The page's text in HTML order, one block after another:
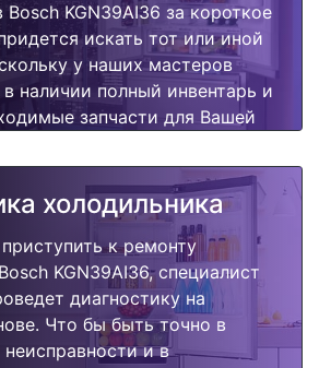
Bosch KGN39AI36 за короткое
искать тот или иной
у наших мастеров
в наличии полный инвентарь и
запчасти для Вашей
холодильника
к ремонту
KGN39AI36, специалист
диагностику на
Что бы быть точно в
и в